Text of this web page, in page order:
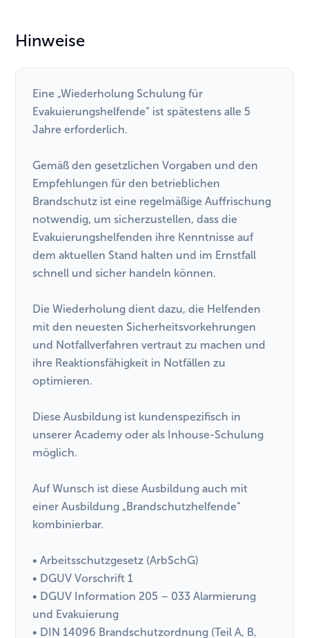
Hinweise
Eine „Wiederholung Schulung für
Evakuierungshelfende“ ist spätestens alle 5
Jahre erforderlich.
Gemäß den gesetzlichen Vorgaben und den
Empfehlungen für den betrieblichen
Brandschutz ist eine regelmäßige Auffrischung
notwendig, um sicherzustellen, dass die
Evakuierungshelfenden ihre Kenntnisse auf
dem aktuellen Stand halten und im Ernstfall
schnell und sicher handeln können.
Die Wiederholung dient dazu, die Helfenden
mit den neuesten Sicherheitsvorkehrungen
und Notfallverfahren vertraut zu machen und
ihre Reaktionsfähigkeit in Notfällen zu
optimieren.
Diese Ausbildung ist kundenspezifisch in
unserer Academy oder als Inhouse-Schulung
möglich.
Auf Wunsch ist diese Ausbildung auch mit
einer Ausbildung „Brandschutzhelfende“
kombinierbar.
• Arbeitsschutzgesetz (ArbSchG)
• DGUV Vorschrift 1
• DGUV Information 205 – 033 Alarmierung
und Evakuierung
• DIN 14096 Brandschutzordnung (Teil A, B,